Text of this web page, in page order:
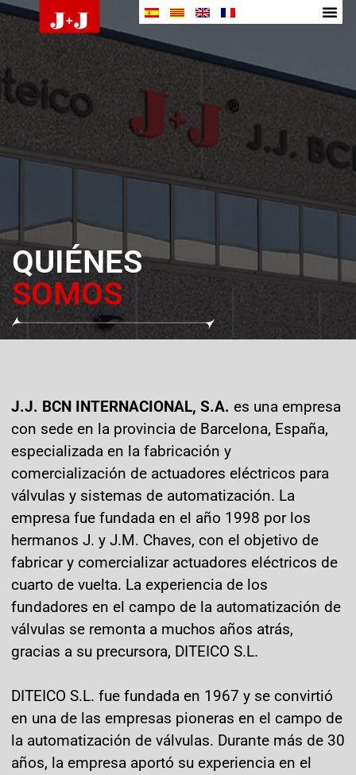
QUIÉNES
SOMOS
J.J. BCN INTERNACIONAL, S.A. es una empresa
con sede en la provincia de Barcelona, España,
especializada en la fabricación y
comercialización de actuadores eléctricos para
válvulas y sistemas de automatización. La
empresa fue fundada en el año 1998 por los
hermanos J. y J.M. Chaves, con el objetivo de
fabricar y comercializar actuadores eléctricos de
cuarto de vuelta. La experiencia de los
fundadores en el campo de la automatización de
válvulas se remonta a muchos años atrás,
gracias a su precursora, DITEICO S.L.
DITEICO S.L. fue fundada en 1967 y se convirtió
en una de las empresas pioneras en el campo de
la automatización de válvulas. Durante más de 30
años, la empresa aportó su experiencia en el